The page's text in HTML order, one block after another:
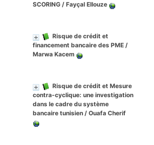
SCORING / Fayçal Ellouze
Risque de crédit et
financement bancaire des PME /
Marwa Kacem
Risque de crédit et Mesure
contra-cyclique: une investigation
dans le cadre du système
bancaire tunisien / Ouafa Cherif